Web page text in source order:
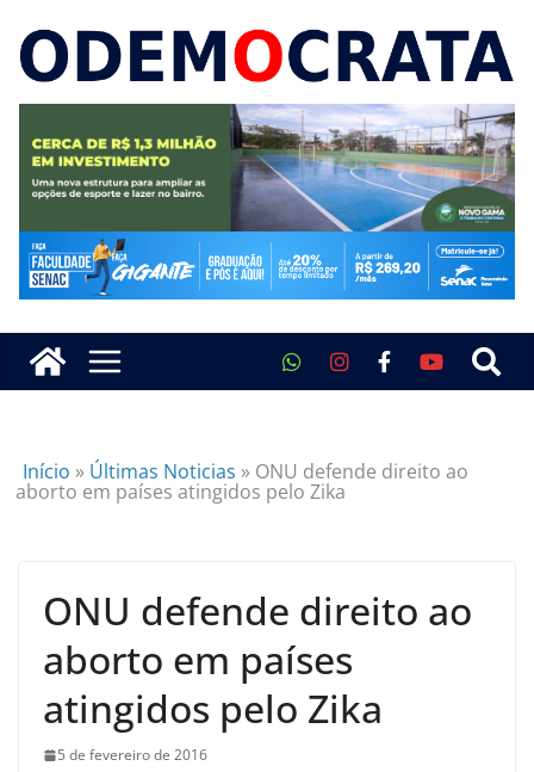
Início » Últimas Noticias » ONU defende direito ao
aborto em países atingidos pelo Zika
ONU defende direito ao
aborto em países
atingidos pelo Zika
5 de fevereiro de 2016